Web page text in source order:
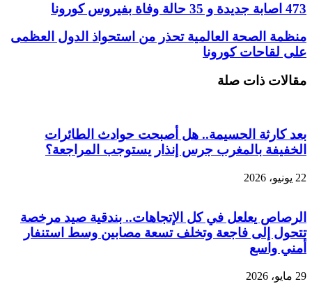
473 اصابة جديدة و 35 حالة وفاة بفيروس كورونا
منظمة الصحة العالمية تحذر من استحواذ الدول العظمى
على لقاحات كورونا
مقالات ذات صلة
بعد كارثة الحسيمة.. هل أصبحت حوادث الطائرات
الخفيفة بالمغرب جرس إنذار يستوجب المراجعة؟
22 يونيو، 2026
الرصاص يعلعل في كل الإتجاهات.. بندقية صيد مرخصة
تتحول إلى فاجعة وتخلف تسعة مصابين وسط استنفار
أمني واسع
29 مايو، 2026